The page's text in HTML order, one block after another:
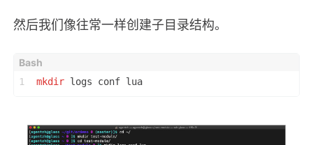
然后我们像往常一样创建子目录结构。
1 mkdir logs conf lua